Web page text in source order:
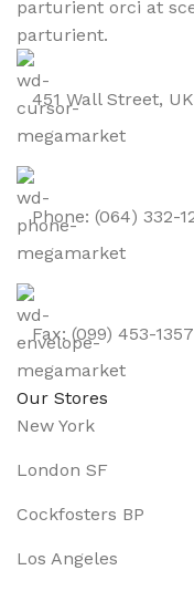
parturient orci at
parturient.
451 Wall Street,
Phone: (064) 332-
Fax: (099) 453-1357
Our Stores
New York
London SF
Cockfosters BP
Los Angeles